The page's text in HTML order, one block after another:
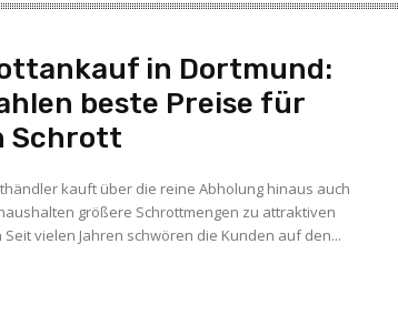
in Dortmund:
beste Preise für
Schrott
kauft über die reine Abholung hinaus auch
größere Schrottmengen zu attraktiven
Seit vielen Jahren schwören die Kunden auf den...